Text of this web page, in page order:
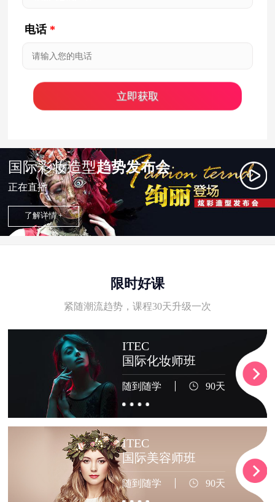
电话 *
国际彩妆造型趋势发布会
正在直播
了解详情 +
限时好课
紧随潮流趋势，课程30天升级一次
ITEC
国际化妆师班
随到随学 90天
ITEC
国际美容师班
随到随学 90天